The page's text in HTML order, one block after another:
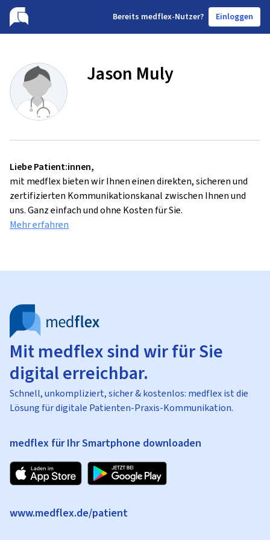
Bereits medflex-Nutzer? Einloggen
Jason Muly
Liebe Patient:innen,
mit medflex bieten wir Ihnen einen direkten, sicheren und
zertifizierten Kommunikationskanal zwischen Ihnen und
uns. Ganz einfach und ohne Kosten für Sie.
Mehr erfahren
Mit medflex sind wir für Sie
digital erreichbar.
Schnell, unkompliziert, sicher & kostenlos: medflex ist die
Lösung für digitale Patienten-Praxis-Kommunikation.
medflex für Ihr Smartphone downloaden
www.medflex.de/patient